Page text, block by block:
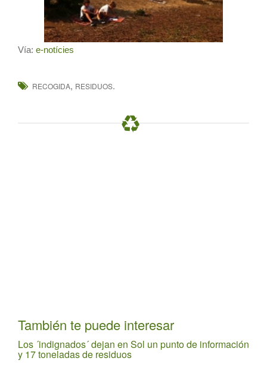
Vía: e-notícies
RECOGIDA, RESIDUOS.
También te puede interesar
Los ´indignados´ dejan en Sol un punto de información
y 17 toneladas de residuos